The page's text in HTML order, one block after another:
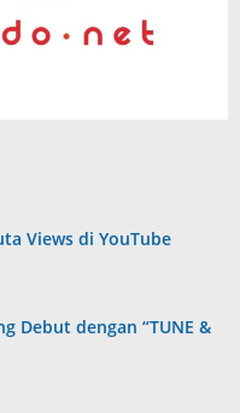
Views di YouTube
Debut dengan “TUNE &